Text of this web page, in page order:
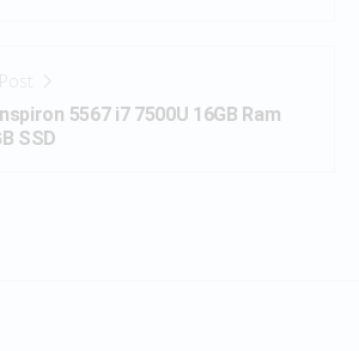
5567 i7 7500U 16GB Ram
SSD